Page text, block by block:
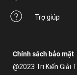
Trợ giúp
Chính sách bảo mật
@2023 Tri Kiến Giải